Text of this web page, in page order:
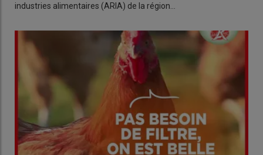
industries alimentaires (ARIA) de la région…